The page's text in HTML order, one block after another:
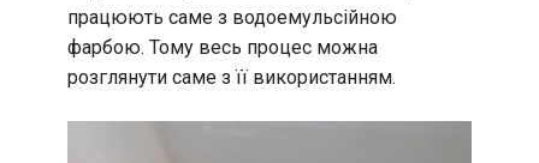
працюють саме з водоемульсійною
фарбою. Тому весь процес можна
розглянути саме з її використанням.